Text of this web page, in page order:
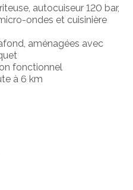
autocuiseur 120 bar,
ondes et cuisinière
aménagées avec
fonctionnel
à 6 km